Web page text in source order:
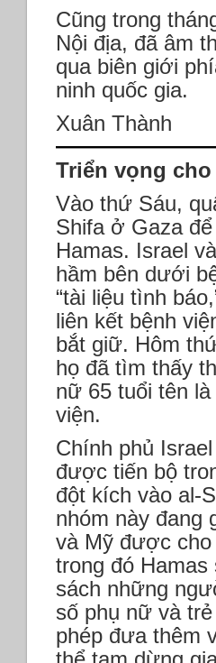
Cũng trong
Nội địa, đã âm
qua biên giới
ninh quốc gia.
Xuân Thành
Triển vọng
Vào thứ Sáu,
Shifa ở Gaza
Hamas. Israel
hầm bên dưới
“tài liệu tình
liên kết bệnh
bắt giữ. Hôm
họ đã tìm thấy
nữ 65 tuổi tên
viện.
Chính phủ
được tiến bộ
đột kích vào al-
nhóm này đang
và Mỹ được cho
trong đó Hamas
sách những
số phụ nữ và
phép đưa thêm